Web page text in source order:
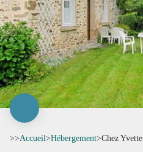
>>Accueil>Hébergement>Chez Yvette